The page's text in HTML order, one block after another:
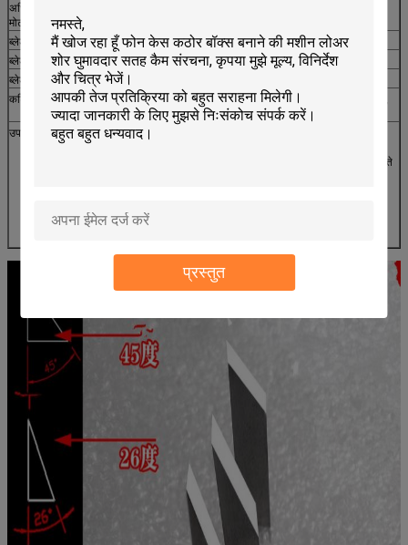
प्रस्तुत
अधिकतम काटना
मोटाई
ब्लेड की लंबाई
30mm
ब्लेड की चौड़ाई
6.3 मिमी
ब्लेड की मोटाई
0.63mm
कटिंग सामग्री
नालीदार कागजात, कार्टन, सफेद बोर्ड, पीवीसी, फोम, कपड़े, प्लास्टिक, कॉर्क,
रबड़, कालीन, ईवा, ग्रेफाइट, ग्रेबोर्ड, आदि
उपयुक्त कटर ब्रांड
दुनिया में सभी नमूना काटना मशीनों, फ्लैटबेड काटने की मशीन, चाकू, चाकू
आवश्यकताओं या डिजाइनों के अनुसार किसी भी प्रकार के ब्लेड भी बना सकते